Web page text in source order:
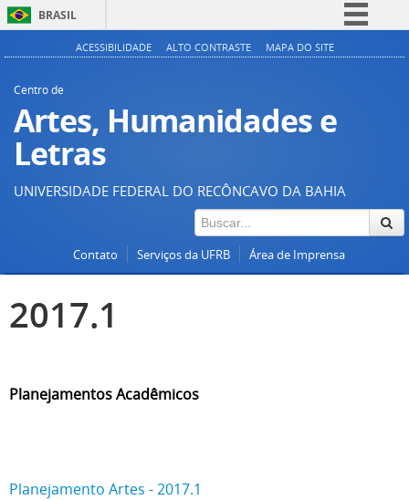
BRASIL
Simplifique!
Acesso à informação
Canais
ACESSIBILIDADE ALTO CONTRASTE MAPA DO SITE
Centro de
Artes, Humanidades e
Letras
UNIVERSIDADE FEDERAL DO RECÔNCAVO DA BAHIA
Contato Serviços da UFRB Área de Imprensa
2017.1
Planejamentos Acadêmicos
Planejamento Artes - 2017.1